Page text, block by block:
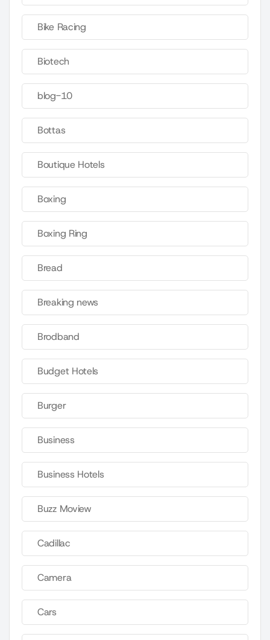
Bike Racing
Biotech
blog-10
Bottas
Boutique Hotels
Boxing
Boxing Ring
Bread
Breaking news
Brodband
Budget Hotels
Burger
Business
Business Hotels
Buzz Moview
Cadillac
Camera
Cars